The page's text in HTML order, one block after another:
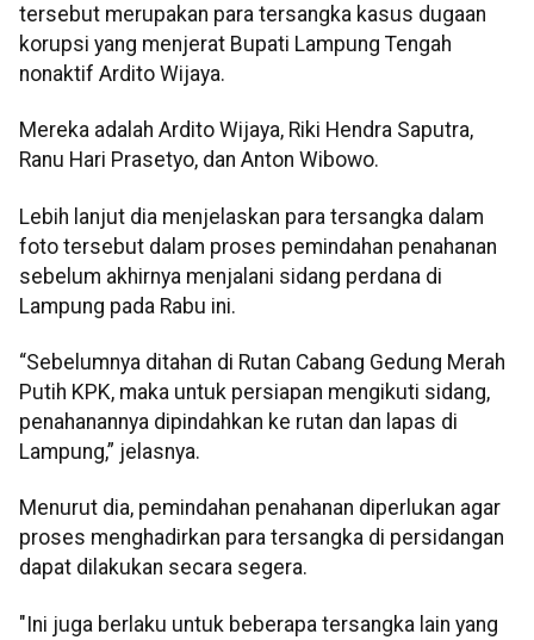
tersebut merupakan para tersangka kasus dugaan
korupsi yang menjerat Bupati Lampung Tengah
nonaktif Ardito Wijaya.
Mereka adalah Ardito Wijaya, Riki Hendra Saputra,
Ranu Hari Prasetyo, dan Anton Wibowo.
Lebih lanjut dia menjelaskan para tersangka dalam
foto tersebut dalam proses pemindahan penahanan
sebelum akhirnya menjalani sidang perdana di
Lampung pada Rabu ini.
“Sebelumnya ditahan di Rutan Cabang Gedung Merah
Putih KPK, maka untuk persiapan mengikuti sidang,
penahanannya dipindahkan ke rutan dan lapas di
Lampung,” jelasnya.
Menurut dia, pemindahan penahanan diperlukan agar
proses menghadirkan para tersangka di persidangan
dapat dilakukan secara segera.
"Ini juga berlaku untuk beberapa tersangka lain yang